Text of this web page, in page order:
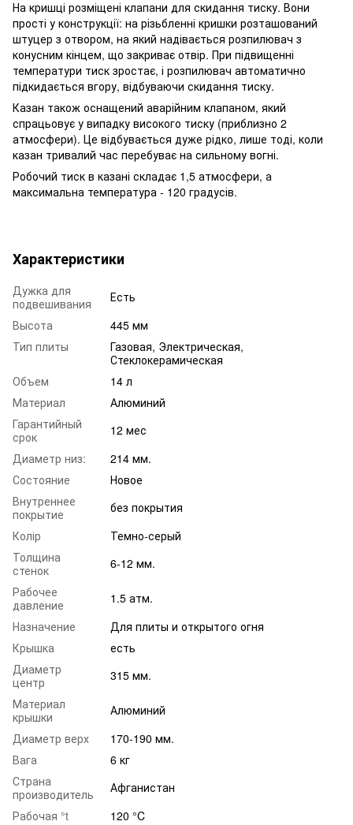
На кришці розміщені клапани для скидання тиску. Вони
прості у конструкції: на різьбленні кришки розташований
штуцер з отвором, на який надівається розпилювач з
конусним кінцем, що закриває отвір. При підвищенні
температури тиск зростає, і розпилювач автоматично
підкидається вгору, відбуваючи скидання тиску.
Казан також оснащений аварійним клапаном, який
спрацьовує у випадку високого тиску (приблизно 2
атмосфери). Це відбувається дуже рідко, лише тоді, коли
казан тривалий час перебуває на сильному вогні.
Робочий тиск в казані складає 1,5 атмосфери, а
максимальна температура - 120 градусів.
Характеристики
Дужка для
подвешивания
Есть
Высота
445 мм
Тип плиты
Газовая, Электрическая,
Стеклокерамическая
Объем
14 л
Материал
Алюминий
Гарантийный
срок
12 мес
Диаметр низ:
214 мм.
Состояние
Новое
Внутреннее
покрытие
без покрытия
Колір
Темно-серый
Толщина
стенок
6-12 мм.
Рабочее
давление
1.5 атм.
Назначение
Для плиты и открытого огня
Крышка
есть
Диаметр
центр
315 мм.
Материал
крышки
Алюминий
Диаметр верх
170-190 мм.
Вага
6 кг
Страна
производитель
Афганистан
Рабочая °t
120 °C